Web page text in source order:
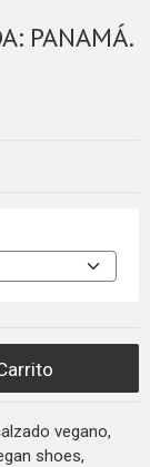
PANAMÁ.
vegano,
shoes,